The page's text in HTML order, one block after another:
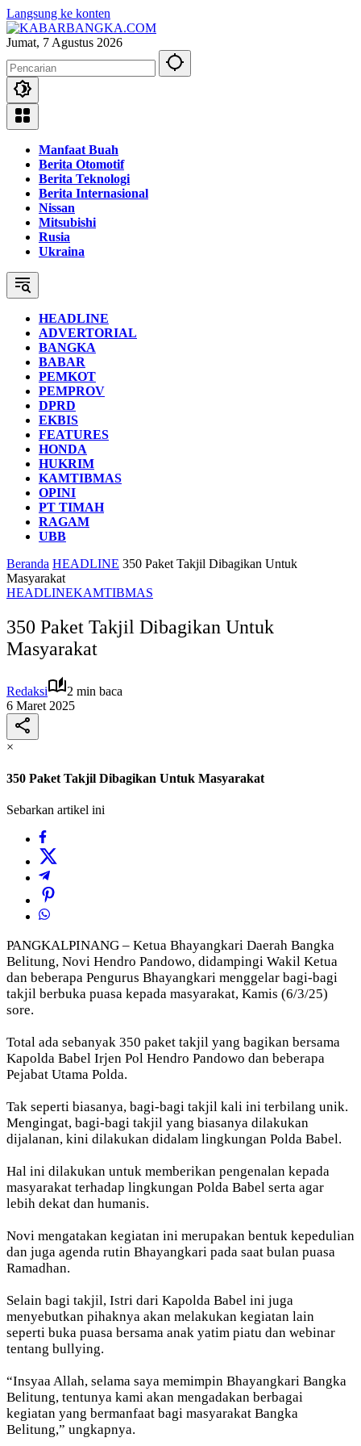
Langsung ke konten
Jumat, 7 Agustus 2026
Manfaat Buah
Berita Otomotif
Berita Teknologi
Berita Internasional
Nissan
Mitsubishi
Rusia
Ukraina
HEADLINE
ADVERTORIAL
BANGKA
BABAR
PEMKOT
PEMPROV
DPRD
EKBIS
FEATURES
HONDA
HUKRIM
KAMTIBMAS
OPINI
PT TIMAH
RAGAM
UBB
Beranda HEADLINE 350 Paket Takjil Dibagikan Untuk
Masyarakat
HEADLINEKAMTIBMAS
350 Paket Takjil Dibagikan Untuk
Masyarakat
Redaksi
2 min baca
6 Maret 2025
×
350 Paket Takjil Dibagikan Untuk Masyarakat
Sebarkan artikel ini
PANGKALPINANG – Ketua Bhayangkari Daerah Bangka
Belitung, Novi Hendro Pandowo, didampingi Wakil Ketua
dan beberapa Pengurus Bhayangkari menggelar bagi-bagi
takjil berbuka puasa kepada masyarakat, Kamis (6/3/25)
sore.
Total ada sebanyak 350 paket takjil yang bagikan bersama
Kapolda Babel Irjen Pol Hendro Pandowo dan beberapa
Pejabat Utama Polda.
Tak seperti biasanya, bagi-bagi takjil kali ini terbilang unik.
Mengingat, bagi-bagi takjil yang biasanya dilakukan
dijalanan, kini dilakukan didalam lingkungan Polda Babel.
Hal ini dilakukan untuk memberikan pengenalan kepada
masyarakat terhadap lingkungan Polda Babel serta agar
lebih dekat dan humanis.
Novi mengatakan kegiatan ini merupakan bentuk kepedulian
dan juga agenda rutin Bhayangkari pada saat bulan puasa
Ramadhan.
Selain bagi takjil, Istri dari Kapolda Babel ini juga
menyebutkan pihaknya akan melakukan kegiatan lain
seperti buka puasa bersama anak yatim piatu dan webinar
tentang bullying.
“Insyaa Allah, selama saya memimpin Bhayangkari Bangka
Belitung, tentunya kami akan mengadakan berbagai
kegiatan yang bermanfaat bagi masyarakat Bangka
Belitung,” ungkapnya.